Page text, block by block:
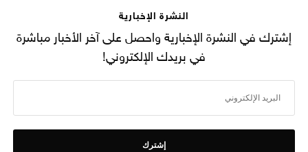
النشرة الإخبارية
إشترك في النشرة الإخبارية واحصل على آخر الأخبار مباشرة
في بريدك الإلكتروني!
إشترك